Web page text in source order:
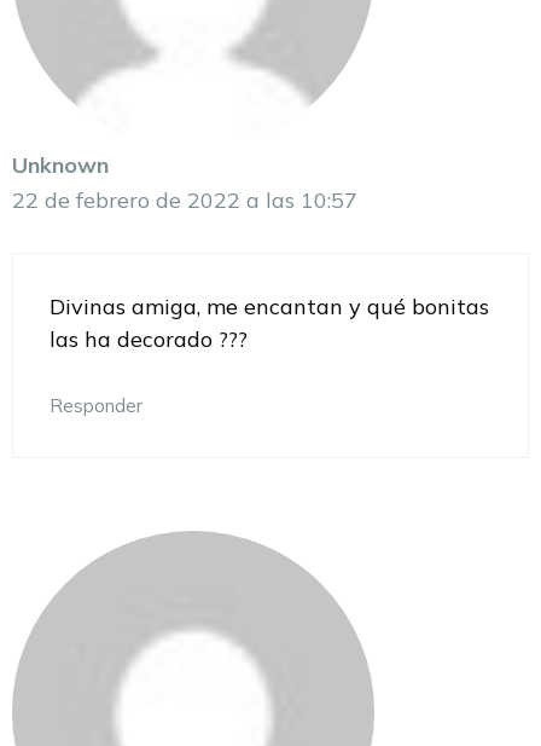
Unknown
22 de febrero de 2022 a las 10:57
Divinas amiga, me encantan y qué bonitas
las ha decorado ???
Responder